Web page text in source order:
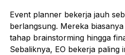
Event planner bekerja jauh
berlangsung. Mereka
tahap brainstorming hingga
Sebaliknya, EO bekerja paling